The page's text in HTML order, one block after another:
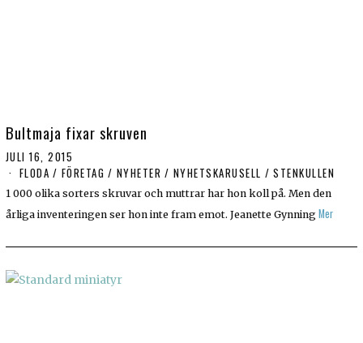
Bultmaja fixar skruven
JULI 16, 2015
FLODA / FÖRETAG / NYHETER / NYHETSKARUSELL / STENKULLEN
1 000 olika sorters skruvar och muttrar har hon koll på. Men den
årliga inventeringen ser hon inte fram emot. Jeanette Gynning Mer